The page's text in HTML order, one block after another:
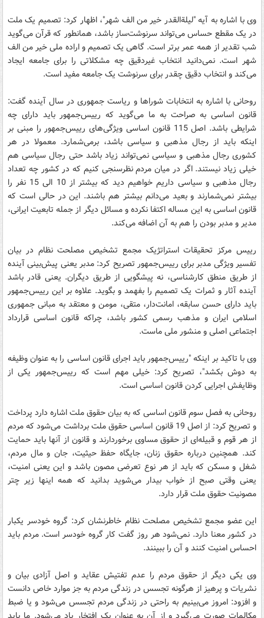
وی با اشاره به آیه‌ "لیلةالقدر خیر من الف شهر"، اظهار کرد: تصمیم یک ملت
در یک مقطع حساس می‌تواند سرنوشت‌ساز باشد، همانطور که قرآن می‌گوید
شب تقدیر از همه عمر برتر است. گاهی یک تصمیم و اراده ملی خیر من الف
شهر است. نمی‌دانید انتخاب غیردقیق چه مشکلاتی را برای جامعه ایجاد
می‌کند و انتخاب دقیق چقدر برای سرنوشت یک جامعه مفید است.
روحانی با اشاره به انتخابات شوراها و ریاست جمهوری در سال آینده گفت:
قانون اساسی به صراحت به ما می‌گوید که رییس‌جمهور باید دارای چه
شرایطی باشد. اصل 115 قانون اساسی ویژگی‌های رییس‌جمهور را مبنی بر
اینکه باید از رجال مذهبی و سیاسی باشد، برمی‌شمارد. معمولا در هر
کشوری رجال مذهبی و سیاسی نمی‌تواند زیاد باشد حتی رجال سیاسی هم
خیلی زیاد نیستند. اگر در میان مردم نظرسنجی کنیم که در کشور چه تعداد
رجال مذهبی و سیاسی داریم خواهیم دید که بیشتر از 10 الی 15 نفر را
بیشتر نمی‌شمارند و بعید می‌دانم بیشتر هم باشند. این در حالی است که
قانون اساسی به این مساله اکتفا نکرده و مسائل دیگر از جمله تابعیت ایرانی،
مدیر و مدبر بودن را هم به آن اضافه می‌کند.
رییس مرکز تحقیقات استراتژیک مجمع تشخیص مصلحت نظام در بیان
تفسیر ویژگی‌ مدبر برای رییس‌جمهور تصریح کرد: مدبر یعنی پیش‌بینی آینده
از طریق منطق کارشناسی، نه پیشگویی از طریق دیگران. یعنی قادر باشد
آینده آثار و ثمرات یک تصمیم را بفهمد و بگوید. علاوه بر این رییس‌جمهور
باید دارای حسن سابقه، امانت‌دار، متقی، مومن و معتقد به مبانی جمهوری
اسلامی ایران و مذهب رسمی کشور باشد، چراکه قانون اساسی قرارداد
اجتماعی اصلی و منشور ملی ماست.
وی با تاکید بر اینکه "رییس‌جمهور باید اجرای قانون اساسی را به عنوان وظیفه
به دوش بکشد"، تصریح کرد: خیلی مهم است که رییس‌جمهور یکی از
وظایفش اجرایی کردن قانون اساسی است.
روحانی به فصل سوم قانون اساسی که به بیان حقوق ملت اشاره دارد پرداخت
و تصریح کرد: از اصل 19 قانون اساسی حقوق ملت برداشت می‌شود که مردم
از هر قوم و قبیله‌ای از حقوق مساوی برخوردارند و قانون از آنها باید حمایت
کند. همچنین درباره حقوق زنان، جایگاه حفظ حیثیت، جان و مال مردم،
شغل و مسکن که باید از هر نوع تعرضی مصون باشد و این یعنی امنیت،
یعنی وقتی صبح از خواب بیدار می‌شوید بدانید که همه اینها زیر چتر
مصونیت حقوق ملت قرار دارد.
این عضو مجمع تشخیص مصلحت نظام خاطرنشان کرد:‌ گروه خودسر یکبار
در کشور معنا دارد. نمی‌شود هر روز گفت کار گروه خودسر است. مردم باید
احساس امنیت کنند و آن را ببینند.
وی یکی دیگر از حقوق مردم را عدم تفتیش عقاید و اصل آزادی بیان و
نشریات و پرهیز از هرگونه تجسس در زندگی مردم به جز موارد خاص دانست
و افزود: امروز می‌بینیم به راحتی در زندگی مردم تجسس می‌شود و یا ضبط